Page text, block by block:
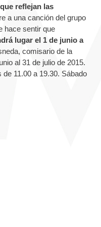
reflejan las
a una canción del grupo
hace sentir que
lugar el 1 de junio a
comisario de la
al 31 de julio de 2015.
de 11.00 a 19.30. Sábado